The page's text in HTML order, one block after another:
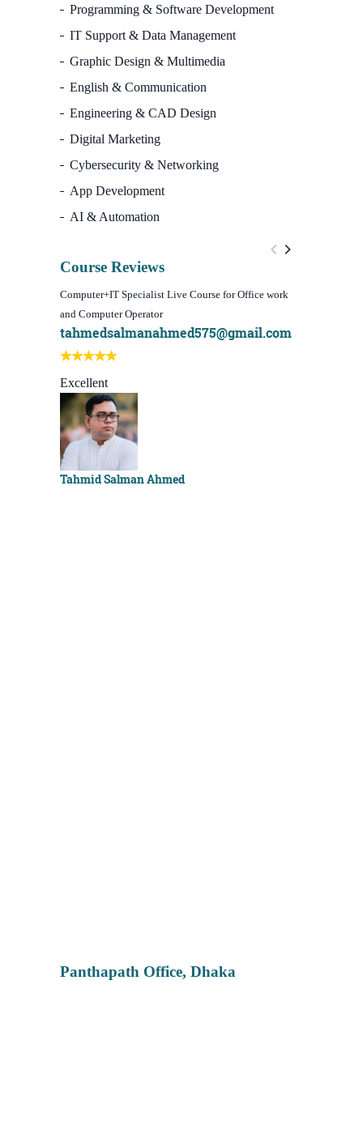
Programming & Software Development
IT Support & Data Management
Graphic Design & Multimedia
English & Communication
Engineering & CAD Design
Digital Marketing
Cybersecurity & Networking
App Development
AI & Automation
Course Reviews
Computer+IT Specialist Live Course for Office work
and Computer Operator
tahmedsalmanahmed575@gmail.com
Excellent
Tahmid Salman Ahmed
Panthapath Office, Dhaka